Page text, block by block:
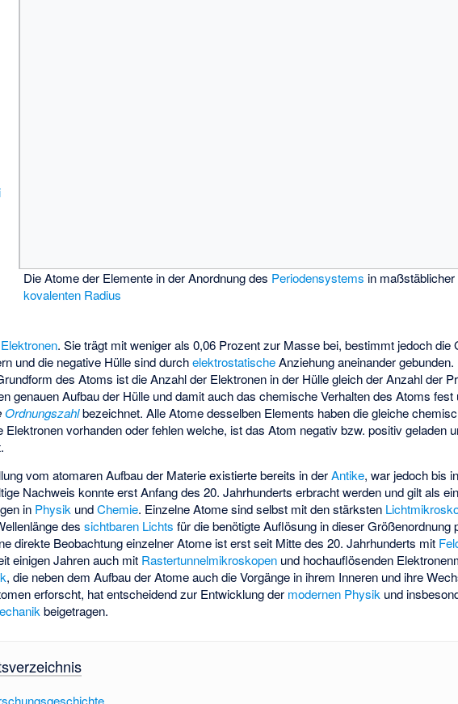
Die Atome der Elemente in der Anordnung des Periodensystems in
kovalenten Radius
Elektronen. Sie trägt mit weniger als 0,06 Prozent zur Masse bei, bestimmt jedoch
und die negative Hülle sind durchelektrostatischeAnziehung aneinander
des Atoms ist die Anzahl der Elektronen in der Hülle gleich der Anzahl der
genauen Aufbau der Hülle und damit auch das chemische Verhalten des Atoms
Ordnungszahlbezeichnet. Alle Atome desselben Elements haben die gleiche
Elektronen vorhanden oder fehlen welche, ist das Atom negativ bzw. positiv geladen
vom atomaren Aufbau der Materie existierte bereits in derAntike, war jedoch bis
Nachweis konnte erst Anfang des 20. Jahrhunderts erbracht werden und gilt als
in Physik undChemie. Einzelne Atome sind selbst mit den stärksten
dessichtbaren Lichts für die benötigte Auflösung in dieser Größenordnung
direkte Beobachtung einzelner Atome ist erst seit Mitte des 20. Jahrhunderts mit
einigen Jahren auch mit Rastertunnelmikroskopen und hochauflösenden
, die neben dem Aufbau der Atome auch die Vorgänge in ihrem Inneren und ihre
erforscht, hat entscheidend zur Entwicklung der modernen Physik und
beigetragen.